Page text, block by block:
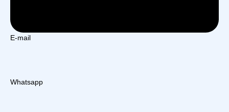
E-mail
Whatsapp